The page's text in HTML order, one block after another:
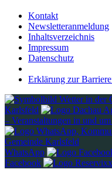
Kontakt
Newsletteranmeldung
Inhaltsverzeichnis
Impressum
Datenschutz
Erklärung zur
Karlsfeld
– Veranstaltungen in und
WhatsApp
Facebook